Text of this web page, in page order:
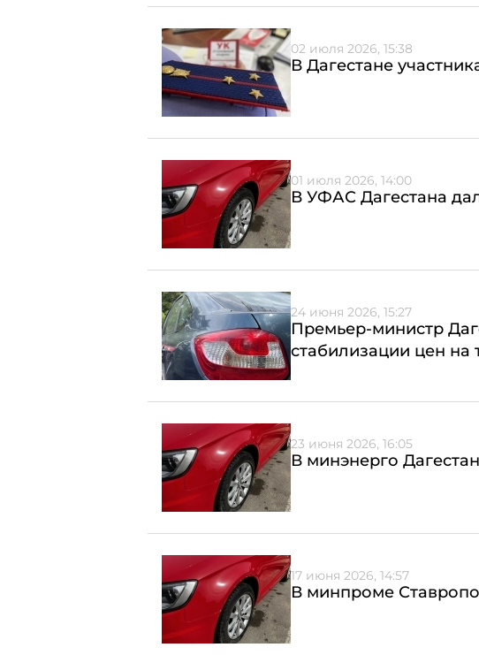
02 июля 2026, 15:38
В Дагестане
01 июля 2026, 14:00
В УФАС Дагестана
24 июня 2026, 15:27
Премьер-министр
стабилизации цен на
23 июня 2026, 16:05
В минэнерго
17 июня 2026, 14:57
В минпроме